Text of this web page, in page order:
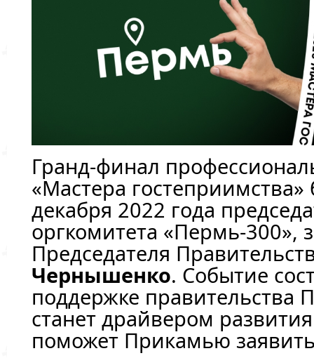
Гранд-финал
«Мастера
декабря 2022 года
оргкомитета «Пермь-300»,
Председателя
Чернышенко. Событие
поддержке правительства
станет драйвером
поможет Прикамью